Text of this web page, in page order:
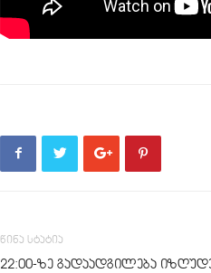
წინა სტატია
22:00-ზე გადაადგილება